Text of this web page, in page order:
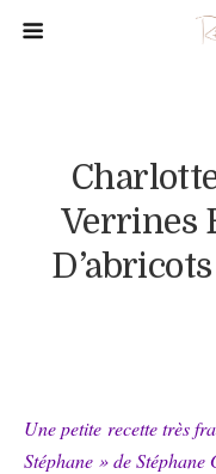
Verrines
Une petite recette très
Stéphane » de